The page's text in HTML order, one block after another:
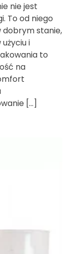
nie jest
To od niego
dobrym stanie,
i
to
na
[…]